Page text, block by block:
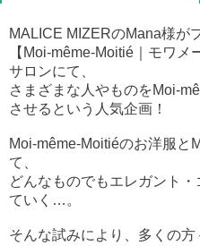
MALICE MIZERのMana様が
【Moi-même-Moitié｜モワ
サロンにて、
さまざまな人やものをMoi-
させるという人気企画！
Moi-même-Moitiéのお洋服と
て、
どんなものでもエレガント
ていく…。
そんな試みにより、多くの